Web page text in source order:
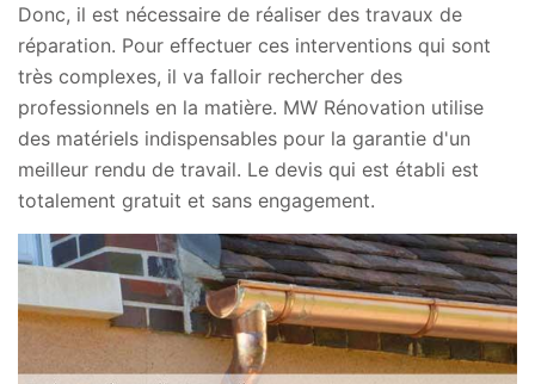
Donc, il est nécessaire de réaliser des travaux de
réparation. Pour effectuer ces interventions qui sont
très complexes, il va falloir rechercher des
professionnels en la matière. MW Rénovation utilise
des matériels indispensables pour la garantie d'un
meilleur rendu de travail. Le devis qui est établi est
totalement gratuit et sans engagement.